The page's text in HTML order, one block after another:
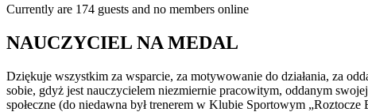
Currently are 174 guests and no members online
NAUCZYCIEL NA MEDAL
Dziękuje wszystkim za wsparcie, za motywowanie do działania, za
sobie, gdyż jest nauczycielem niezmiernie pracowitym, oddanym
społeczne (do niedawna był trenerem w Klubie Sportowym